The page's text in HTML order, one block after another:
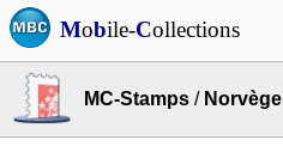
Mobile-Collections
MC-Stamps / Norvège